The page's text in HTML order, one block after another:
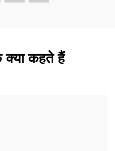
क्या कहते हैं